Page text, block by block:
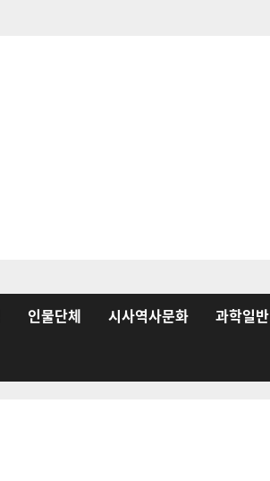
인물단체 시사역사문화 과학일반